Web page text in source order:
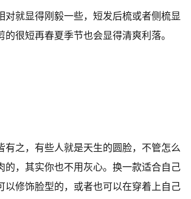
对就显得刚毅一些，短发后梳或者侧梳显
很短再春夏季节也会显得清爽利落。
有之，有些人就是天生的圆脸，不管怎么
的，其实你也不用灰心。换一款适合自己
以修饰脸型的，或者也可以在穿着上自己